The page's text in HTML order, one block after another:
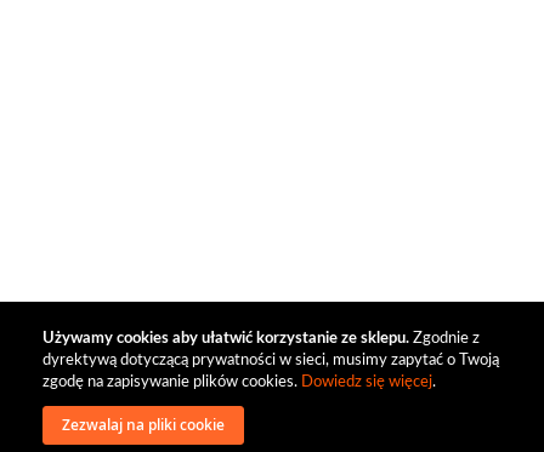
Używamy cookies aby ułatwić korzystanie ze sklepu. Zgodnie z
dyrektywą dotyczącą prywatności w sieci, musimy zapytać o Twoją
zgodę na zapisywanie plików cookies. Dowiedz się więcej.
Zezwalaj na pliki cookie